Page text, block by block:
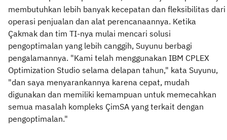
membutuhkan lebih banyak kecepatan dan fleksibilitas dari
operasi penjualan dan alat perencanaannya. Ketika
Çakmak dan tim TI-nya mulai mencari solusi
pengoptimalan yang lebih canggih, Suyunu berbagi
pengalamannya. "Kami telah menggunakan IBM CPLEX
Optimization Studio selama delapan tahun," kata Suyunu,
"dan saya menyarankannya karena cepat, mudah
digunakan dan memiliki kemampuan untuk memecahkan
semua masalah kompleks ÇimSA yang terkait dengan
pengoptimalan."